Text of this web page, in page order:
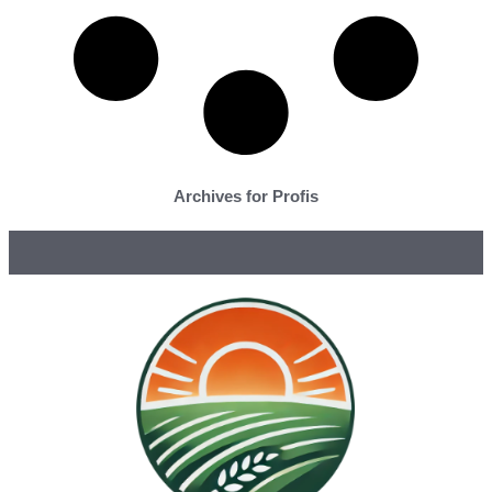
Archives for Profis